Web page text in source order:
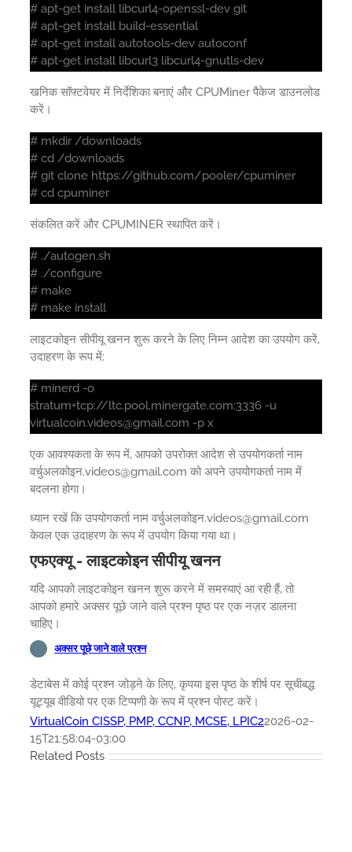
# apt-get install libcurl4-openssl-dev git
# apt-get install build-essential
# apt-get install autotools-dev autoconf
# apt-get install libcurl3 libcurl4-gnutls-dev
खनिक सॉफ्टवेयर में निर्देशिका बनाएं और CPUMiner पैकेज डाउनलोड
करें।
# mkdir /downloads
# cd /downloads
# git clone https://github.com/pooler/cpuminer
# cd cpuminer
संकलित करें और CPUMINER स्थापित करें।
# ./autogen.sh
# ./configure
# make
# make install
लाइटकोइन सीपीयू खनन शुरू करने के लिए निम्न आदेश का उपयोग करें,
उदाहरण के रूप में:
# minerd -o
stratum+tcp://ltc.pool.minergate.com:3336 -u
virtualcoin.videos@gmail.com -p x
एक आवश्यकता के रूप में, आपको उपरोक्त आदेश से उपयोगकर्ता नाम
वर्चुअलकोइन.videos@gmail.com को अपने उपयोगकर्ता नाम में
बदलना होगा।
ध्यान रखें कि उपयोगकर्ता नाम वर्चुअलकोइन.videos@gmail.com
केवल एक उदाहरण के रूप में उपयोग किया गया था।
एफएक्यू - लाइटकोइन सीपीयू खनन
यदि आपको लाइटकोइन खनन शुरू करने में समस्याएं आ रही हैं, तो
आपको हमारे अक्सर पूछे जाने वाले प्रश्न पृष्ठ पर एक नज़र डालना
चाहिए।
अक्सर पूछे जाने वाले प्रश्न
डेटाबेस में कोई प्रश्न जोड़ने के लिए, कृपया इस पृष्ठ के शीर्ष पर सूचीबद्ध
यूट्यूब वीडियो पर एक टिप्पणी के रूप में प्रश्न पोस्ट करें।
VirtualCoin CISSP, PMP, CCNP, MCSE, LPIC22026-02-
15T21:58:04-03:00
Related Posts